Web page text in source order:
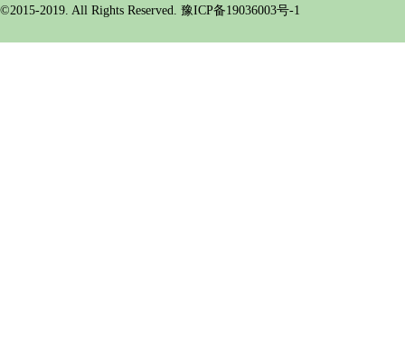
©2015-2019. All Rights Reserved. 豫ICP备19036003号-1